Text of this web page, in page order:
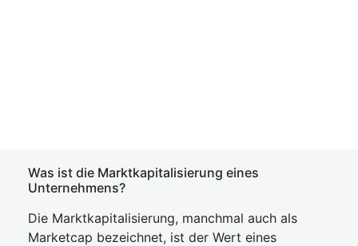
Was ist die Marktkapitalisierung eines
Unternehmens?
Die Marktkapitalisierung, manchmal auch als
Marketcap bezeichnet, ist der Wert eines